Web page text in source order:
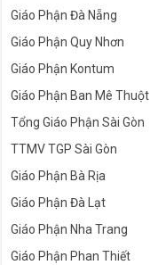
Giáo Phận Đà Nẵng
Giáo Phận Quy Nhơn
Giáo Phận Kontum
Giáo Phận Ban Mê Thuột
Tổng Giáo Phận Sài Gòn
TTMV TGP Sài Gòn
Giáo Phận Bà Rịa
Giáo Phận Đà Lạt
Giáo Phận Nha Trang
Giáo Phận Phan Thiết